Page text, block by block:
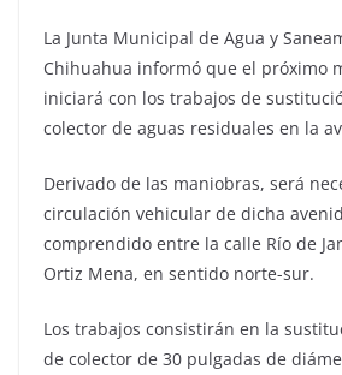
La Junta Municipal de Agua y
Chihuahua informó que el próximo
iniciará con los trabajos de
colector de aguas residuales en la
Derivado de las maniobras, será
circulación vehicular de dicha
comprendido entre la calle Río de
Ortiz Mena, en sentido norte-sur.
Los trabajos consistirán en la
de colector de 30 pulgadas de